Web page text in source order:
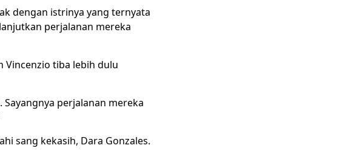
dengan istrinya yang ternyata
perjalanan mereka
Vincenzio tiba lebih dulu
perjalanan mereka
sang kekasih, Dara Gonzales.